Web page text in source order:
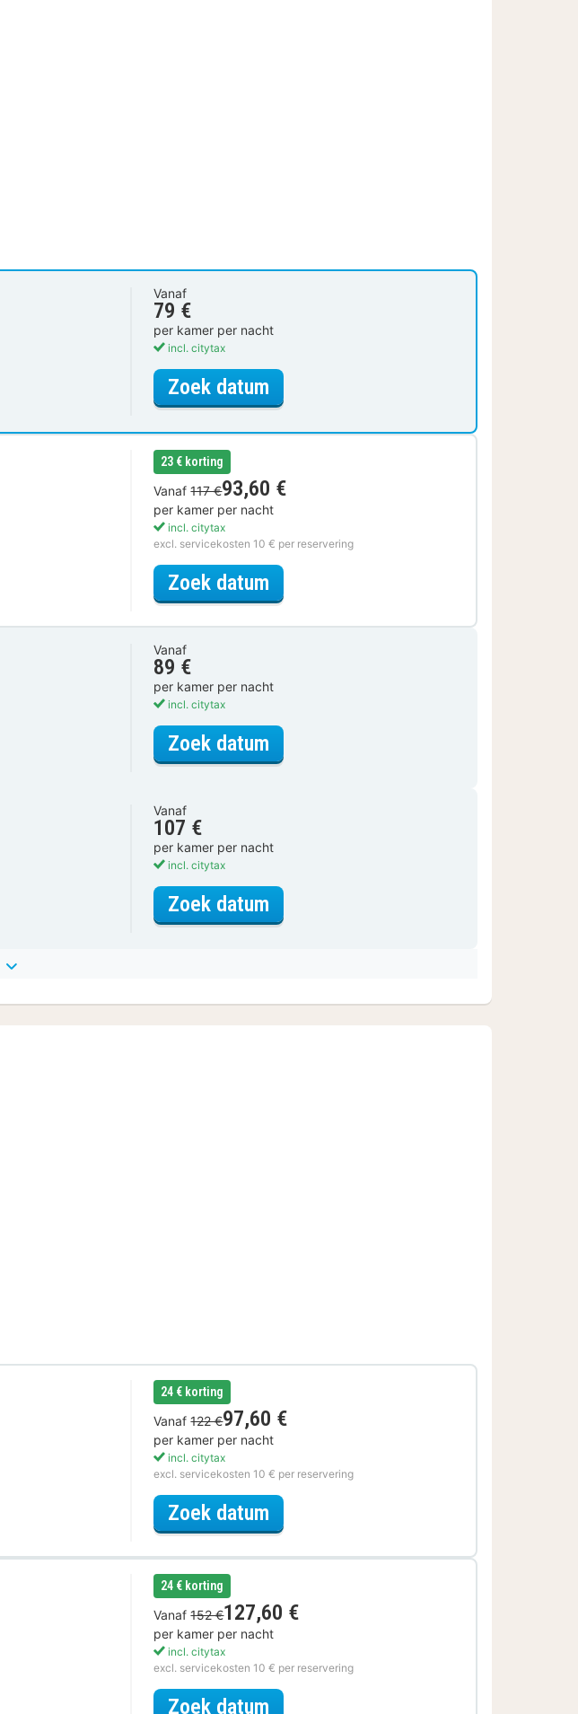
Vanaf
79 €
per kamer per nacht
incl. citytax
Zoek datumvoor Tweepersoonskamer
23 € korting
Vanaf 117 €93,60 €
per kamer per nacht
incl. citytax
excl. servicekosten 10 € per reservering
Zoek datum
Vanaf
89 €
per kamer per nacht
incl. citytax
Zoek datum
Vanaf
107 €
per kamer per nacht
incl. citytax
Zoek datum
24 € korting
Vanaf 122 €97,60 €
per kamer per nacht
incl. citytax
excl. servicekosten 10 € per reservering
Zoek datum
24 € korting
Vanaf 152 €127,60 €
per kamer per nacht
incl. citytax
excl. servicekosten 10 € per reservering
Zoek datum